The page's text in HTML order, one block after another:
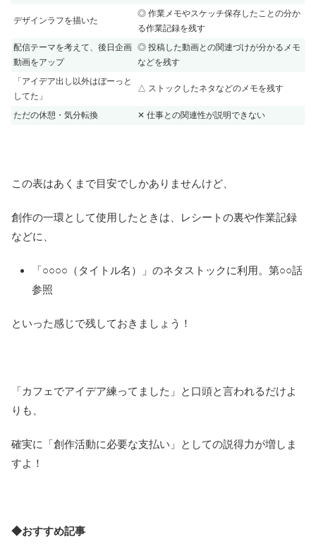
デザインラフを描いた
◎ 作業メモやスケッチ保存したことの分か
る作業記録を残す
配信テーマを考えて、後日企画
動画をアップ
◎ 投稿した動画との関連づけが分かるメモ
などを残す
「アイデア出し以外はぼーっと
してた」
△ ストックしたネタなどのメモを残す
ただの休憩・気分転換 ✕ 仕事との関連性が説明できない
この表はあくまで目安でしかありませんけど、
創作の一環として使用したときは、レシートの裏や作業記録
などに、
「○○○○（タイトル名）」のネタストックに利用。第○○話
参照
といった感じで残しておきましょう！
「カフェでアイデア練ってました」と口頭と言われるだけよ
りも、
確実に「創作活動に必要な支払い」としての説得力が増しま
すよ！
◆おすすめ記事